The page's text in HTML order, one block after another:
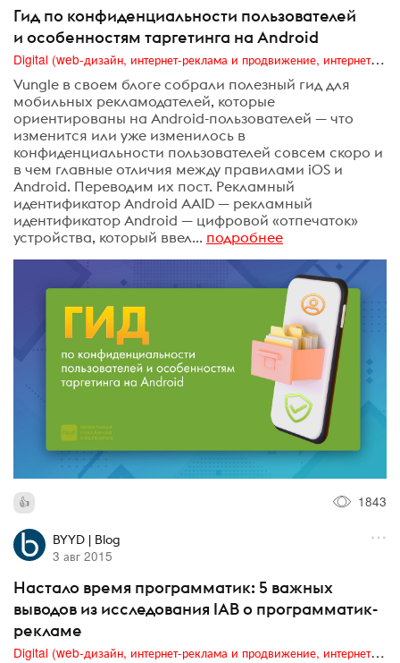
Гид по конфиденциальности пользователей
и особенностям таргетинга на Android
Digital (web-дизайн, интернет-реклама и продвижение, интернет-сообщества и блоги, интернет-коммуникации, мобильный маркетинг, реклама на цифровых экранах)
Vungle в своем блоге собрали полезный гид для
мобильных рекламодателей, которые
ориентированы на Android-пользователей — что
изменится или уже изменилось в
конфиденциальности пользователей совсем скоро и
в чем главные отличия между правилами iOS и
Android. Переводим их пост. Рекламный
идентификатор Android AAID — рекламный
идентификатор Android — цифровой «отпечаток»
устройства, который ввел... подробнее
1843
BYYD | Blog
3 авг 2015
Настало время программатик: 5 важных
выводов из исследования IAB о программатик-
рекламе
Digital (web-дизайн, интернет-реклама и продвижение, интернет-сообщества и блоги, интернет-коммуникации, мобильный маркетинг, реклама на цифровых экранах)